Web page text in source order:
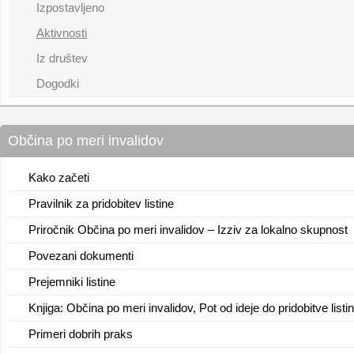
Izpostavljeno
Aktivnosti
Iz društev
Dogodki
Občina po meri invalidov
Kako začeti
Pravilnik za pridobitev listine
Priročnik Občina po meri invalidov – Izziv za lokalno skupnost
Povezani dokumenti
Prejemniki listine
Knjiga: Občina po meri invalidov, Pot od ideje do pridobitve
Primeri dobrih praks